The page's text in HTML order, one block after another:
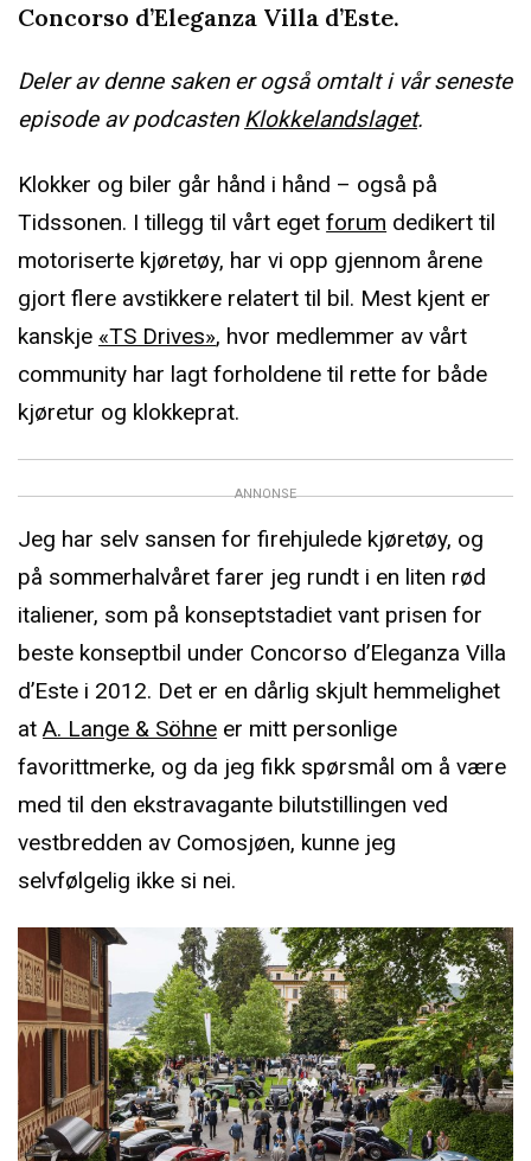
Concorso d’Eleganza Villa d’Este.
Deler av denne saken er også omtalt i vår seneste
episode av podcasten Klokkelandslaget.
Klokker og biler går hånd i hånd – også på
Tidssonen. I tillegg til vårt egetforum dedikert til
motoriserte kjøretøy, har vi opp gjennom årene
gjort flere avstikkere relatert til bil. Mest kjent er
kanskje «TS Drives», hvor medlemmer av vårt
community har lagt forholdene til rette for både
kjøretur og klokkeprat.
ANNONSE
Jeg har selv sansen for firehjulede kjøretøy, og
på sommerhalvåret farer jeg rundt i en liten rød
italiener, som på konseptstadiet vant prisen for
beste konseptbil under Concorso d’Eleganza Villa
d’Este i 2012. Det er en dårlig skjult hemmelighet
atA. Lange & Söhne er mitt personlige
favorittmerke, og da jeg fikk spørsmål om å være
med til den ekstravagante bilutstillingen ved
vestbredden av Comosjøen, kunne jeg
selvfølgelig ikke si nei.